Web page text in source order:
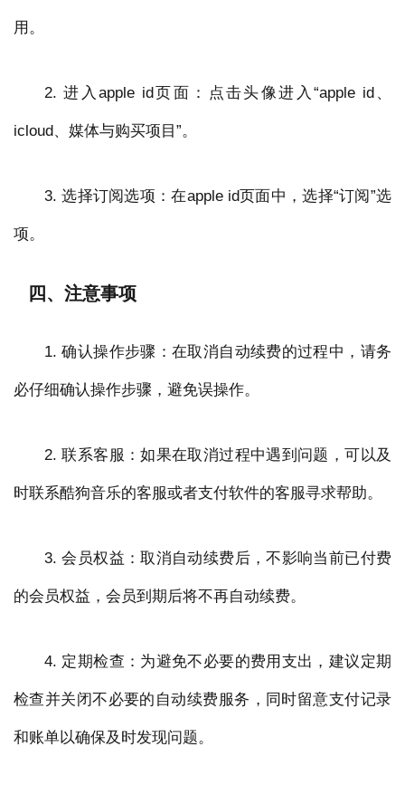
用。
2. 进入apple id页面：点击头像进入“apple id、
icloud、媒体与购买项目”。
3. 选择订阅选项：在apple id页面中，选择“订阅”选
项。
四、注意事项
1. 确认操作步骤：在取消自动续费的过程中，请务
必仔细确认操作步骤，避免误操作。
2. 联系客服：如果在取消过程中遇到问题，可以及
时联系酷狗音乐的客服或者支付软件的客服寻求帮助。
3. 会员权益：取消自动续费后，不影响当前已付费
的会员权益，会员到期后将不再自动续费。
4. 定期检查：为避免不必要的费用支出，建议定期
检查并关闭不必要的自动续费服务，同时留意支付记录
和账单以确保及时发现问题。